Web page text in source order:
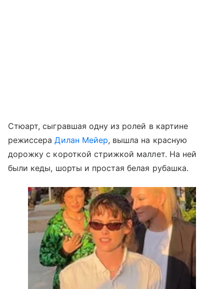
Стюарт, сыгравшая одну из ролей в картине
режиссераДилан Мейер, вышла на красную
дорожку с короткой стрижкой маллет. На ней
были кеды, шорты и простая белая рубашка.